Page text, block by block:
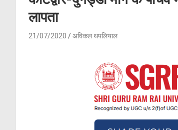
लापता
21/07/2020 अविकल थपलियाल